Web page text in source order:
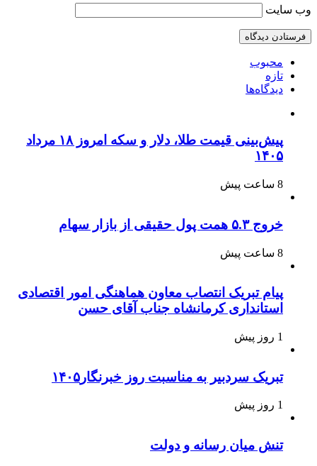
وب‌ سایت
محبوب
تازه
دیدگاه‌ها
پیش‌بینی قیمت طلا، دلار و سکه امروز ۱۸ مرداد
۱۴۰۵
8 ساعت پیش
خروج ۵.۳ همت پول حقیقی از بازار سهام
8 ساعت پیش
پیام تبریک انتصاب معاون هماهنگی امور اقتصادی
استانداری کرمانشاه جناب آقای حسن
1 روز پیش
تبریک سردبیر به مناسبت روز خبرنگار۱۴۰۵
1 روز پیش
تنش میان رسانه و دولت